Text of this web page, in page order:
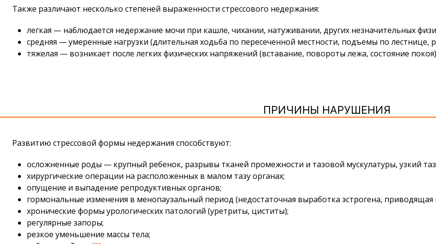
Также различают несколько степеней выраженности стрессового недержания:
легкая — наблюдается недержание мочи при кашле, чихании, натуживании, других незначительных
средняя — умеренные нагрузки (длительная ходьба по пересеченной местности, подъемы по лестнице,
тяжелая — возникает после легких физических напряжений (вставание, повороты лежа, состояние
ПРИЧИНЫ НАРУШЕНИЯ
Развитию стрессовой формы недержания способствуют:
осложненные роды — крупный ребенок, разрывы тканей промежности и тазовой мускулатуры, узкий
хирургические операции на расположенных в малом тазу органах;
опущение и выпадение репродуктивных органов;
гормональные изменения в менопаузальный период (недостаточная выработка эстрогена,
хронические формы урологических патологий (уретриты, циститы);
регулярные запоры;
резкое уменьшение массы тела;